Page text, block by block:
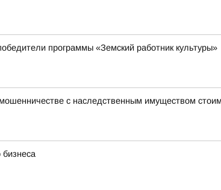
программы «Земский работник культуры»
с наследственным имуществом